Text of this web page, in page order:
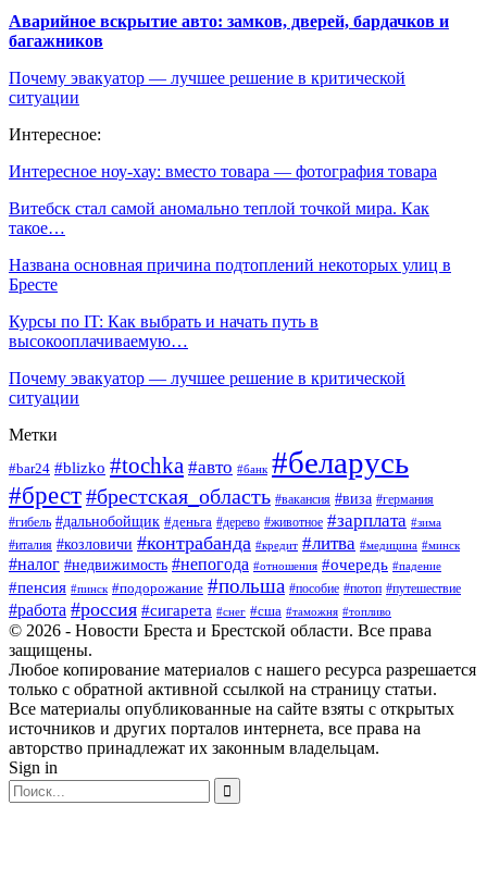
Аварийное вскрытие авто: замков, дверей, бардачков и
багажников
Почему эвакуатор — лучшее решение в критической
ситуации
Интересное:
Интересное ноу-хау: вместо товара — фотография товара
Витебск стал самой аномально теплой точкой мира. Как
такое…
Названа основная причина подтоплений некоторых улиц в
Бресте
Курсы по IT: Как выбрать и начать путь в
высокооплачиваемую…
Почему эвакуатор — лучшее решение в критической
ситуации
Метки
#bar24 #blizko #tochka #авто #банк #беларусь
#брест#брестская_область #вакансия #виза #германия
#гибель #дальнобойщик #деньга #дерево #животное #зарплата #зима
#италия #козловичи #контрабанда #кредит #литва #медицина #минск
#налог #недвижимость #непогода #отношения #очередь #падение
#пенсия #пинск #подорожание #польша #пособие #потоп #путешествие
#работа #россия #сигарета #снег #сша #таможня #топливо
© 2026 - Новости Бреста и Брестской области. Все права
защищены.
Любое копирование материалов с нашего ресурса разрешается
только с обратной активной ссылкой на страницу статьи.
Все материалы опубликованные на сайте взяты с открытых
источников и других порталов интернета, все права на
авторство принадлежат их законным владельцам.
Sign in